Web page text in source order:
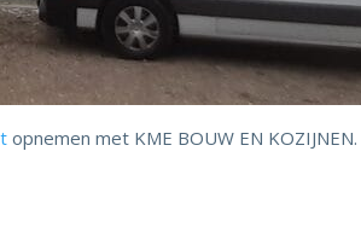
opnemen met KME BOUW EN KOZIJNEN.